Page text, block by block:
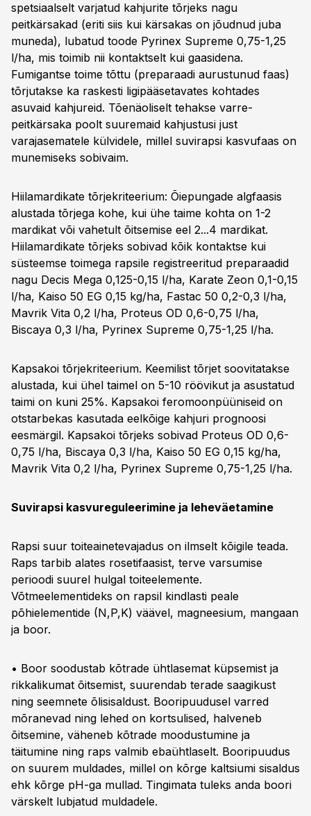
spetsiaalselt varjatud kahjurite tõrjeks nagu
peitkärsakad (eriti siis kui kärsakas on jõudnud juba
muneda), lubatud toode Pyrinex Supreme 0,75-1,25
l/ha, mis toimib nii kontaktselt kui gaasidena.
Fumigantse toime tõttu (preparaadi aurustunud faas)
tõrjutakse ka raskesti ligipääsetavates kohtades
asuvaid kahjureid. Tõenäoliselt tehakse varre-
peitkärsaka poolt suuremaid kahjustusi just
varajasematele külvidele, millel suvirapsi kasvufaas on
munemiseks sobivaim.
Hiilamardikate tõrjekriteerium: Õiepungade algfaasis
alustada tõrjega kohe, kui ühe taime kohta on 1-2
mardikat või vahetult õitsemise eel 2...4 mardikat.
Hiilamardikate tõrjeks sobivad kõik kontaktse kui
süsteemse toimega rapsile registreeritud preparaadid
nagu Decis Mega 0,125-0,15 l/ha, Karate Zeon 0,1-0,15
l/ha, Kaiso 50 EG 0,15 kg/ha, Fastac 50 0,2-0,3 l/ha,
Mavrik Vita 0,2 l/ha, Proteus OD 0,6-0,75 l/ha,
Biscaya 0,3 l/ha, Pyrinex Supreme 0,75-1,25 l/ha.
Kapsakoi tõrjekriteerium. Keemilist tõrjet soovitatakse
alustada, kui ühel taimel on 5-10 röövikut ja asustatud
taimi on kuni 25%. Kapsakoi feromoonpüüniseid on
otstarbekas kasutada eelkõige kahjuri prognoosi
eesmärgil. Kapsakoi tõrjeks sobivad Proteus OD 0,6-
0,75 l/ha, Biscaya 0,3 l/ha, Kaiso 50 EG 0,15 kg/ha,
Mavrik Vita 0,2 l/ha, Pyrinex Supreme 0,75-1,25 l/ha.
Suvirapsi kasvureguleerimine ja leheväetamine
Rapsi suur toiteainetevajadus on ilmselt kõigile teada.
Raps tarbib alates rosetifaasist, terve varsumise
perioodi suurel hulgal toiteelemente.
Võtmeelementideks on rapsil kindlasti peale
põhielementide (N,P,K) väävel, magneesium, mangaan
ja boor.
• Boor soodustab kõtrade ühtlasemat küpsemist ja
rikkalikumat õitsemist, suurendab terade saagikust
ning seemnete õlisisaldust. Booripuudusel varred
mõranevad ning lehed on kortsulised, halveneb
õitsemine, väheneb kõtrade moodustumine ja
täitumine ning raps valmib ebaühtlaselt. Booripuudus
on suurem muldades, millel on kõrge kaltsiumi sisaldus
ehk kõrge pH-ga mullad. Tingimata tuleks anda boori
värskelt lubjatud muldadele.